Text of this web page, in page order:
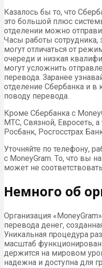
Казалось бы то, что
это большой плюс
отделении можно
Часы работы сотрудника,
могут отличаться от
очереди и низкая
могут усложнить
перевода. Заранее
отделение Сбербанка и в
поводу перевода.
Кроме Сбербанка с
МТС, Связной, Евросеть,
Росбанк, Росгосстрах
Уточняйте по телефону,
с MoneyGram. То, что вы
может не
Немного об
Организация
перевода денег,
Уникальная процедура
масштаб
держится на мировом
надежна и доступна для